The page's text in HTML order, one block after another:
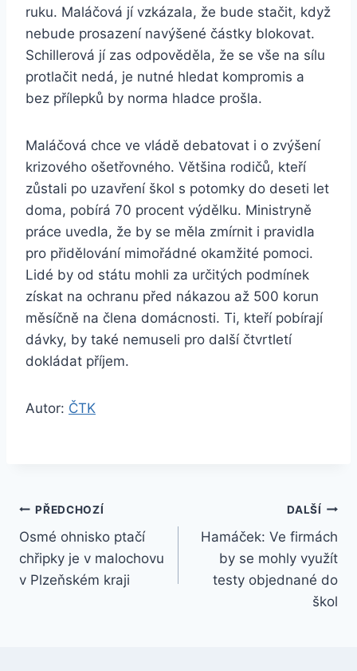
ruku. Maláčová jí vzkázala, že bude stačit, když
nebude prosazení navýšené částky blokovat.
Schillerová jí zas odpověděla, že se vše na sílu
protlačit nedá, je nutné hledat kompromis a
bez přílepků by norma hladce prošla.
Maláčová chce ve vládě debatovat i o zvýšení
krizového ošetřovného. Většina rodičů, kteří
zůstali po uzavření škol s potomky do deseti let
doma, pobírá 70 procent výdělku. Ministryně
práce uvedla, že by se měla zmírnit i pravidla
pro přidělování mimořádné okamžité pomoci.
Lidé by od státu mohli za určitých podmínek
získat na ochranu před nákazou až 500 korun
měsíčně na člena domácnosti. Ti, kteří pobírají
dávky, by také nemuseli pro další čtvrtletí
dokládat příjem.
Autor: ČTK
Navigace
pro
příspěvek
PŘEDCHOZÍ
Osmé ohnisko ptačí
chřipky je v malochovu
v Plzeňském kraji
DALŠÍ
Hamáček: Ve firmách
by se mohly využít
testy objednané do
škol